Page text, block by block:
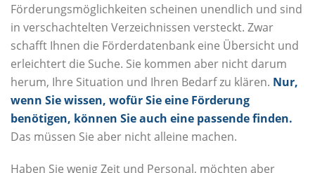
Förderungsmöglichkeiten scheinen unendlich und sind
in verschachtelten Verzeichnissen versteckt. Zwar
schafft Ihnen die Förderdatenbank eine Übersicht und
erleichtert die Suche. Sie kommen aber nicht darum
herum, Ihre Situation und Ihren Bedarf zu klären. Nur,
wenn Sie wissen, wofür Sie eine Förderung
benötigen, können Sie auch eine passende finden.
Das müssen Sie aber nicht alleine machen.
Haben Sie wenig Zeit und Personal, möchten aber